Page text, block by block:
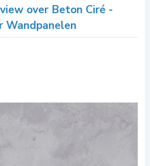
over Beton Ciré -
Wandpanelen